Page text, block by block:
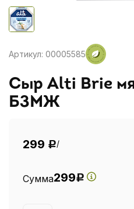
Артикул: 00005585
Сыр Alti Brie
БЗМЖ
299 Р/
Сумма299Р